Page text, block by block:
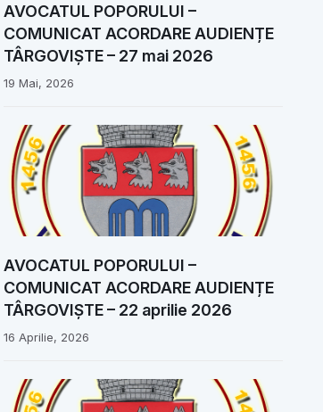
AVOCATUL POPORULUI –
COMUNICAT ACORDARE AUDIENȚE
TÂRGOVIȘTE – 27 mai 2026
19 Mai, 2026
AVOCATUL POPORULUI –
COMUNICAT ACORDARE AUDIENȚE
TÂRGOVIȘTE – 22 aprilie 2026
16 Aprilie, 2026